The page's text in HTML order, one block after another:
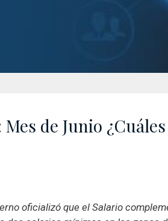
de Junio
oficializó que el Salario